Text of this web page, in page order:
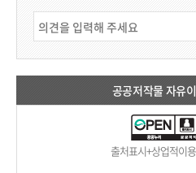
공공저작물 자유
출처표시+상업적이